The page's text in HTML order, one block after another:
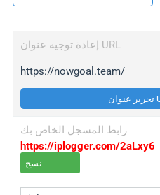
إعادة توجيه عنوان URL
https://nowgoal.team/
رابط المسجل الخاص بك
https://iplogger.com/2aLxy6
نسخ